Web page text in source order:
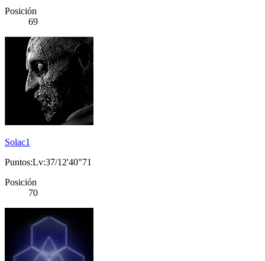
Posición
69
Solac1
Puntos:Lv:37/12'40"71
Posición
70